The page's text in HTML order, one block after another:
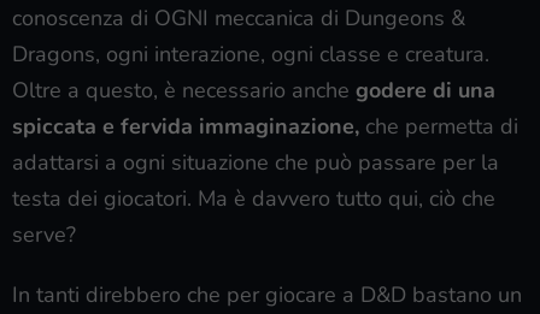
conoscenza di OGNI meccanica di Dungeons &
Dragons, ogni interazione, ogni classe e creatura.
Oltre a questo, è necessario anche godere di una
spiccata e fervida immaginazione, che permetta di
adattarsi a ogni situazione che può passare per la
testa dei giocatori. Ma è davvero tutto qui, ciò che
serve?
In tanti direbbero che per giocare a D&D bastano un